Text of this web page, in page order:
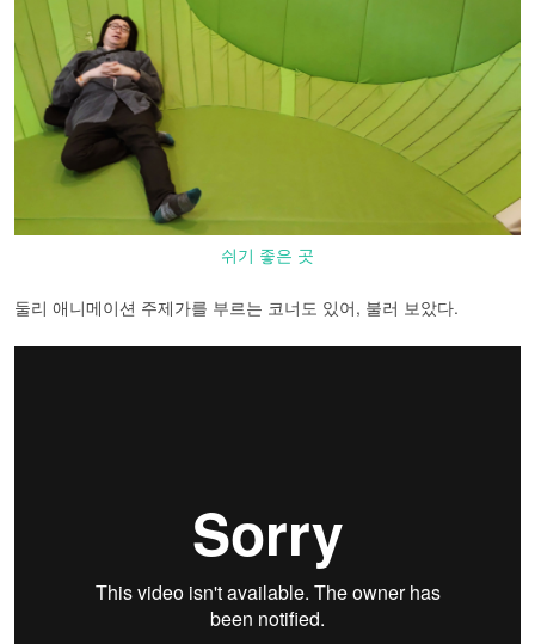
쉬기 좋은 곳
둘리 애니메이션 주제가를 부르는 코너도 있어, 불러 보았다.